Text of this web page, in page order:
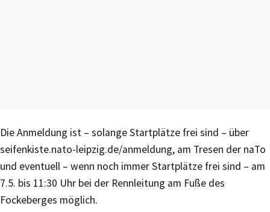
Die Anmeldung ist – solange Startplätze frei sind – über
seifenkiste.nato-leipzig.de/anmeldung, am Tresen der naTo
und eventuell – wenn noch immer Startplätze frei sind – am
7.5. bis 11:30 Uhr bei der Rennleitung am Fuße des
Fockeberges möglich.